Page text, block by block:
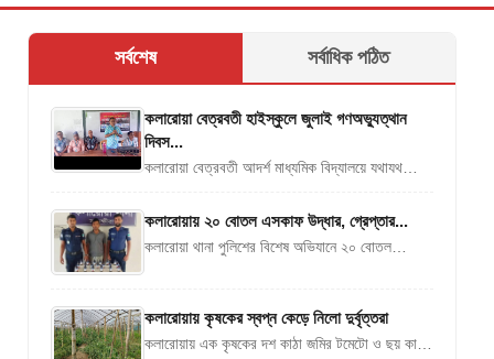
সর্বশেষ সর্বাধিক পঠিত
কলারোয়া বেত্রবতী হাইস্কুলে জুলাই গণঅভ্যুত্থান
দিবস...
কলারোয়া বেত্রবতী আদর্শ মাধ্যমিক বিদ্যালয়ে যথাযথ
বুধবার (৫ আগস্ট) নানা আয়োজনে বিদ্যালয়ের...
কলারোয়ায় ২০ বোতল এসকাফ উদ্ধার, গ্রেপ্তার...
কলারোয়া থানা পুলিশের বিশেষ অভিযানে ২০ বোতল
থেকে...
কলারোয়ায় কৃষকের স্বপ্ন কেড়ে নিলো দুর্বৃত্তরা
কলারোয়ায় এক কৃষকের দশ কাঠা জমির টমেটো ও ছয় কাঠা